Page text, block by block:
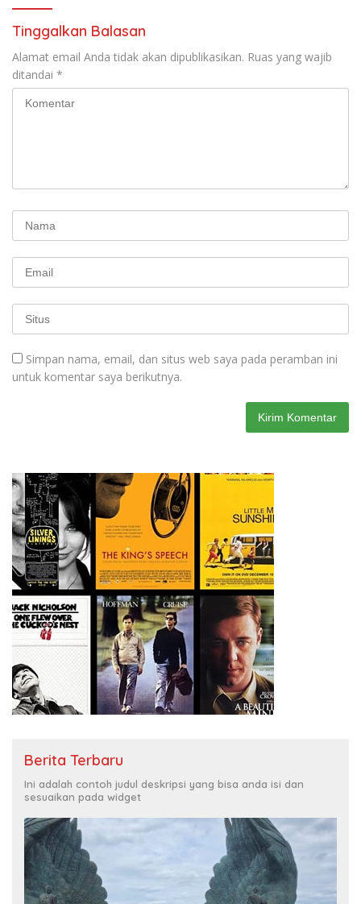
Tinggalkan Balasan
Alamat email Anda tidak akan dipublikasikan. Ruas yang wajib
ditandai *
Simpan nama, email, dan situs web saya pada peramban ini
untuk komentar saya berikutnya.
Berita Terbaru
Ini adalah contoh judul deskripsi yang bisa anda isi dan
sesuaikan pada widget